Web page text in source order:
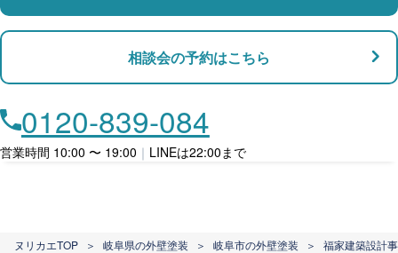
支払い対応
ローン利用
カード支払い
店舗・事務所対応
相談会の予約はこちら
0120-839-084
営業時間 10:00 〜 19:00 ｜ LINEは22:00まで
ヌリカエTOP ＞ 岐阜県の外壁塗装 ＞ 岐阜市の外壁塗装 ＞ 福家建築設計